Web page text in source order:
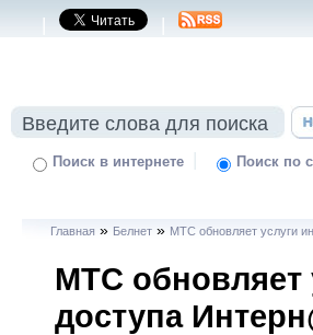
| |
Поиск в интернете | Поиск по
Главная » Белнет » МТС обновляет услуги
МТС обновляет
доступа